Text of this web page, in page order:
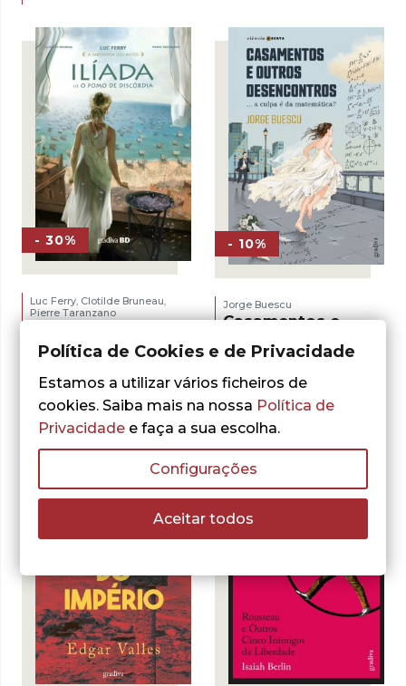
15,00 €.13,50 €.
- 30%
Luc Ferry, Clotilde Bruneau,
Pierre Taranzano
O Pomo de Discórdia
– oferta exclusiva
From20,99€
VER OPÇÕES
- 10%
Jorge Buescu
Casamentos e
Desencontros
17,00€ O
preço
original
era:
17,00 €.
15,30€
preço
atual
15,30 €.
ADICIONAR
Política de Cookies e de Privacidade
Estamos a utilizar vários ficheiros de
cookies. Saiba mais na nossa Política de
Privacidade e faça a sua escolha.
Configurações
Aceitar todos